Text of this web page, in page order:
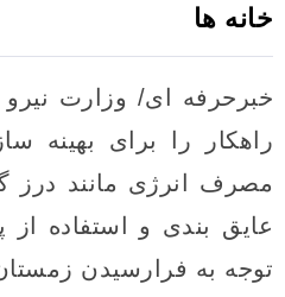
خانه ها
خبرحرفه ای/ وزارت
راهکار را برای بهینه
مصرف انرژی مانند درز
عایق بندی و استفاده از
توجه به فرارسیدن